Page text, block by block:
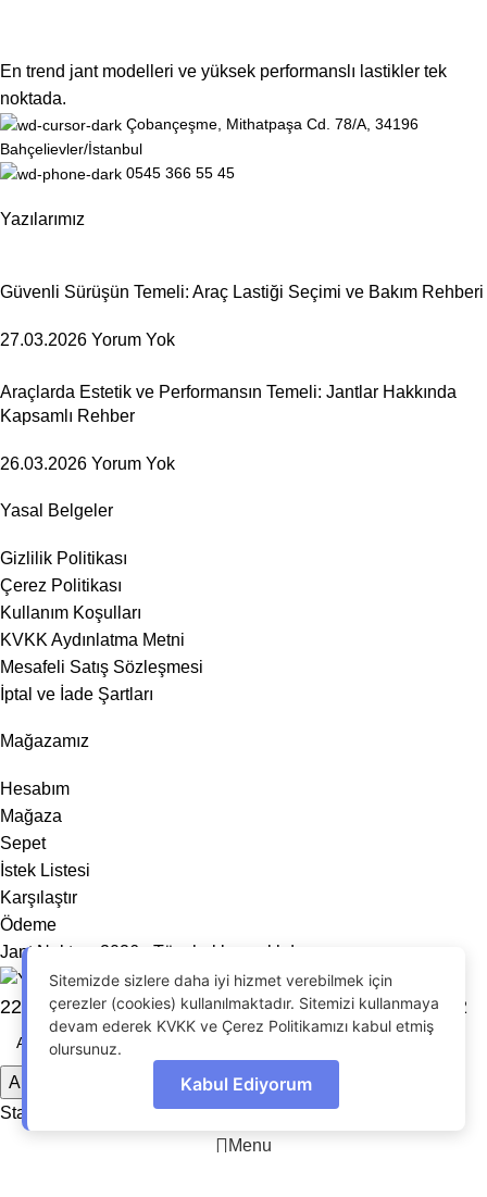
En trend jant modelleri ve yüksek performanslı lastikler tek
noktada.
Çobançeşme, Mithatpaşa Cd. 78/A, 34196
Bahçelievler/İstanbul
0545 366 55 45
Yazılarımız
Güvenli Sürüşün Temeli: Araç Lastiği Seçimi ve Bakım Rehberi
27.03.2026 Yorum Yok
Araçlarda Estetik ve Performansın Temeli: Jantlar Hakkında
Kapsamlı Rehber
26.03.2026 Yorum Yok
Yasal Belgeler
Gizlilik Politikası
Çerez Politikası
Kullanım Koşulları
KVKK Aydınlatma Metni
Mesafeli Satış Sözleşmesi
İptal ve İade Şartları
Mağazamız
Hesabım
Mağaza
Sepet
İstek Listesi
Karşılaştır
Ödeme
Jant Noktası 2026 - Tüm hakları saklıdır.
Arama
Start typing to see products you are looking for.
225/45R19 XL 96Y TRİANGLE EFFEXSPORT TH202
OdrinDigitaltarafından geliştirildi.
Menu
Sitemizde sizlere daha iyi hizmet verebilmek için
çerezler (cookies) kullanılmaktadır. Sitemizi kullanmaya
devam ederek KVKK ve Çerez Politikamızı kabul etmiş
olursunuz.
Kabul Ediyorum